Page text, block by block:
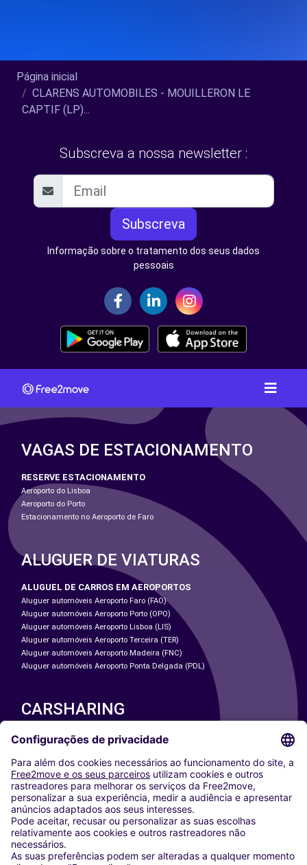
Página inicial
CLARENS AUTOMOBILES - MOUILLERON LE
CAPTIF (LP)...
Subscreva a nossa newsletter :
Subscreva
Informação sobre o tratamento dos seus dados
pessoais
VAGAS DE ESTACIONAMENTO
RESERVE ESTACIONAMENTO
Aeroporto do Lisboa
Aeroporto do Porto
Estacionamento no Aeroporto de Faro
ALUGUER DE VIATURAS
ALUGUEL DE CARROS EM AEROPORTOS
Aluguer automóveis Aeroporto Faro (FAO)
Aluguer automóveis Aeroporto Porto (OPO)
Aluguer automóveis Aeroporto Lisboa (LIS)
Aluguer automóveis Aeroporto Terceira (TER)
Aluguer automóveis Aeroporto Madeira (FNC)
Aluguer automóveis Aeroporto Ponta Delgada (PDL)
CARSHARING
NOSSAS CIDADES
Washington DC
Milan
Rome
Turin
Vienna
Berlin
Cologne
Dusseldorf